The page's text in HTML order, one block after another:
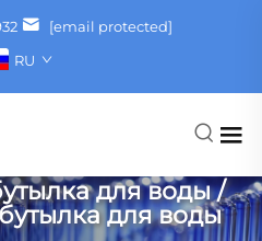
[email protected]
RU
для воды /
для воды